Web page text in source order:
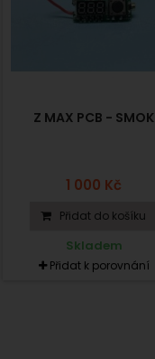
Z MAX PCB - SMOK
1 000 Kč
Přidat do košíku
Skladem
Přidat k porovnání